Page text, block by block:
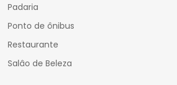
Padaria
Ponto de ônibus
Restaurante
Salâo de Beleza